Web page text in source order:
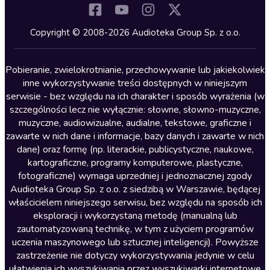
Kryminały
Lektury szkolne
Literatura anglojęzyczna
Literatura faktu
Literatura obyczajowa
Literatura piękna obca
Literatura piękna polska
Nagrania relaksacyjne
Nauka języków
Nauki humanistyczne
Podcasty i audycje
Polityka
Copyright © 2008-2026 Audioteka Group Sp. z o.o.
Pobieranie, zwielokrotnianie, przechowywanie lub jakiekolwiek
inne wykorzystywanie treści dostępnych w niniejszym
serwisie - bez względu na ich charakter i sposób wyrażenia (w
szczególności lecz nie wyłącznie: słowne, słowno-muzyczne,
muzyczne, audiowizualne, audialne, tekstowe, graficzne i
zawarte w nich dane i informacje, bazy danych i zawarte w nich
dane) oraz formę (np. literackie, publicystyczne, naukowe,
kartograficzne, programy komputerowe, plastyczne,
fotograficzne) wymaga uprzedniej i jednoznacznej zgody
Audioteka Group Sp. z o.o. z siedzibą w Warszawie, będącej
właścicielem niniejszego serwisu, bez względu na sposób ich
eksploracji i wykorzystaną metodę (manualną lub
zautomatyzowaną technikę, w tym z użyciem programów
uczenia maszynowego lub sztucznej inteligencji). Powyższe
zastrzeżenie nie dotyczy wykorzystywania jedynie w celu